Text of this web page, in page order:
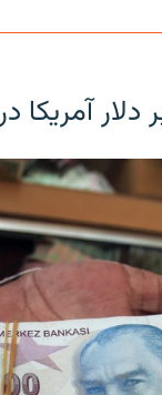
در یک روز ۱۸